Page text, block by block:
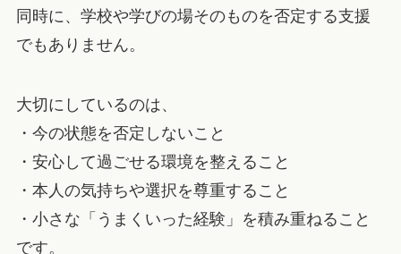
同時に、学校や学びの場そのものを否定する支援
でもありません。
大切にしているのは、
・今の状態を否定しないこと
・安心して過ごせる環境を整えること
・本人の気持ちや選択を尊重すること
・小さな「うまくいった経験」を積み重ねること
です。